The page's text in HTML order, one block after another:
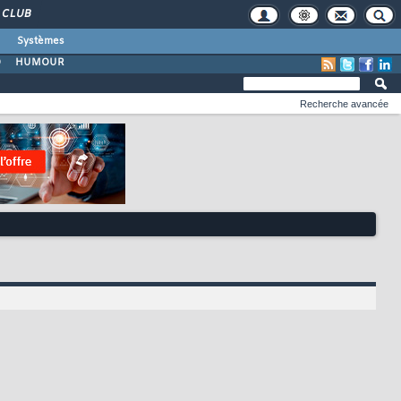
CLUB
Systèmes
HUMOUR
Recherche avancée